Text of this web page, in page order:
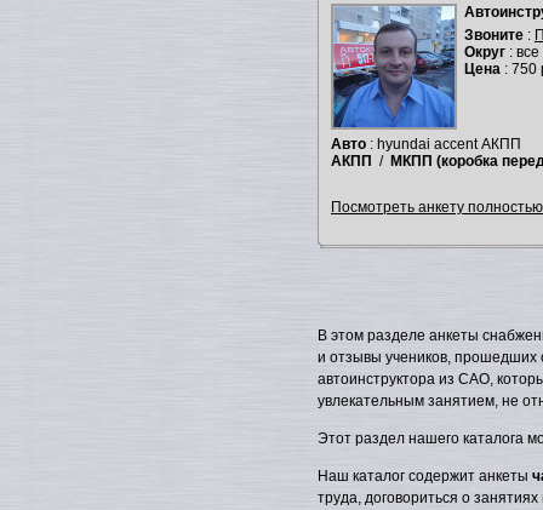
Звоните :
Округ : все
Цена : 750
Авто : hyundai accent АКПП
АКПП / МКПП (коробка
Посмотреть анкету
В этом разделе анкеты
и отзывы учеников, прошедших
автоинструктора из САО,
увлекательным занятием, не
Этот раздел нашего каталога
Наш каталог содержит анкеты
труда, договориться о